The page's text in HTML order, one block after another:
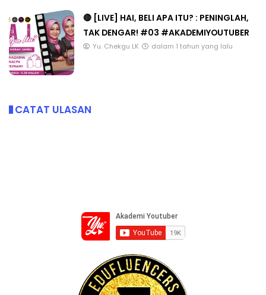
🔴 [LIVE] HAI, BELI APA ITU? : PENINGLAH,
TAK DENGAR! #03 #AKADEMIYOUTUBER
Yu. Chekgu LK dalam 1 tahun yang lalu
CATAT ULASAN